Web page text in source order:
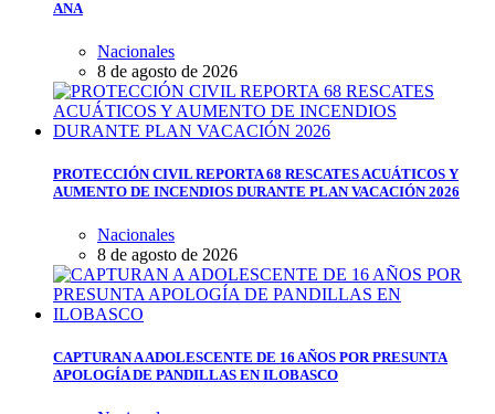
ANA
Nacionales
8 de agosto de 2026
PROTECCIÓN CIVIL REPORTA 68 RESCATES ACUÁTICOS Y
AUMENTO DE INCENDIOS DURANTE PLAN VACACIÓN 2026
Nacionales
8 de agosto de 2026
CAPTURAN A ADOLESCENTE DE 16 AÑOS POR PRESUNTA
APOLOGÍA DE PANDILLAS EN ILOBASCO